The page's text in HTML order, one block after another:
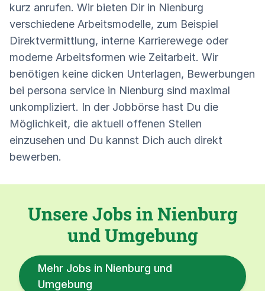
kurz anrufen. Wir bieten Dir in Nienburg
verschiedene Arbeitsmodelle, zum Beispiel
Direktvermittlung, interne Karrierewege oder
moderne Arbeitsformen wie Zeitarbeit. Wir
benötigen keine dicken Unterlagen, Bewerbungen
bei persona service in Nienburg sind maximal
unkompliziert. In der Jobbörse hast Du die
Möglichkeit, die aktuell offenen Stellen
einzusehen und Du kannst Dich auch direkt
bewerben.
Unsere Jobs in Nienburg
und Umgebung
Mehr Jobs in Nienburg und
Umgebung